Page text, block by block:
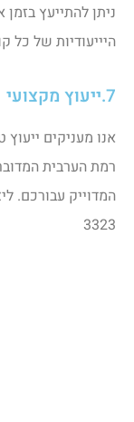
ניתן להתייעץ
היייעודיות של כל
7.ייעוץ מקצועי
אנו מעניקים
רמת הערבית
3323